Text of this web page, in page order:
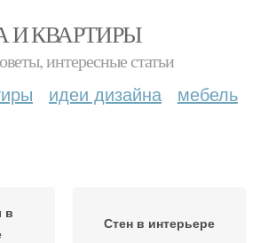
И КВАРТИРЫ
интересные статьи
идеи дизайна мебель
в
Стен в интерьере